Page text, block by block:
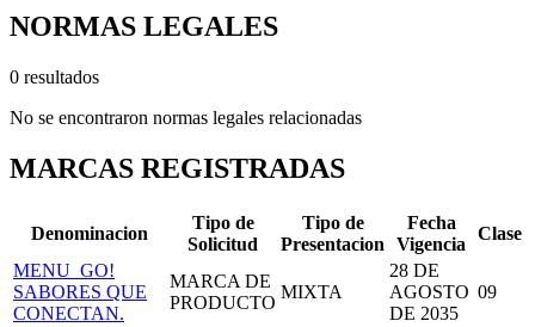
NORMAS LEGALES
0 resultados
No se encontraron normas legales relacionadas
MARCAS REGISTRADAS
Denominacion
Tipo de
Solicitud
Tipo de
Presentacion
Fecha
Vigencia
Clase
MENU_GO!
SABORES QUE
CONECTAN.
MARCA DE
PRODUCTO
MIXTA
28 DE
AGOSTO
DE 2035
09